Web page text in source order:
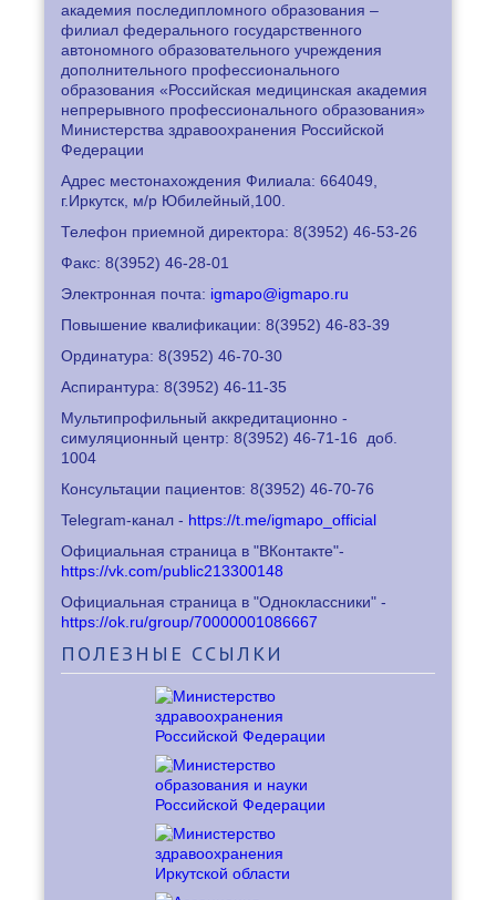
академия последипломного образования –
филиал федерального государственного
автономного образовательного учреждения
дополнительного профессионального
образования «Российская медицинская академия
непрерывного профессионального образования»
Министерства здравоохранения Российской
Федерации
Адрес местонахождения Филиала: 664049,
г.Иркутск, м/р Юбилейный,100.
Телефон приемной директора: 8(3952) 46-53-26
Факс: 8(3952) 46-28-01
Электронная почта: igmapo@igmapo.ru
Повышение квалификации: 8(3952) 46-83-39
Ординатура: 8(3952) 46-70-30
Аспирантура: 8(3952) 46-11-35
Мультипрофильный аккредитационно -
симуляционный центр: 8(3952) 46-71-16
доб.
1004
Консультации пациентов: 8(3952) 46-70-76
Telegram-канал - https://t.me/igmapo_official
Официальная страница в "ВКонтакте"-
https://vk.com/public213300148
Официальная страница в "Одноклассники" -
https://ok.ru/group/70000001086667
ПОЛЕЗНЫЕ ССЫЛКИ